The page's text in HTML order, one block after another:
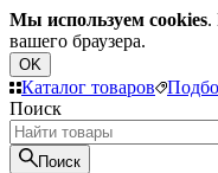
Мы используем cookies.
вашего браузера.
OK
Каталог товаров
Поиск
Поиск